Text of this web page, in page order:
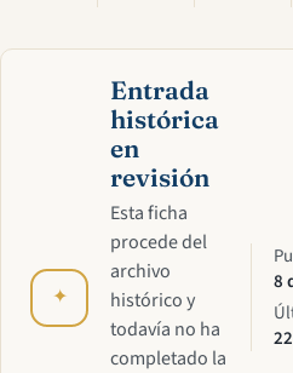
✦
Entrada
histórica
en
revisión
Esta ficha
procede del
archivo
histórico y
todavía no ha
completado la
8